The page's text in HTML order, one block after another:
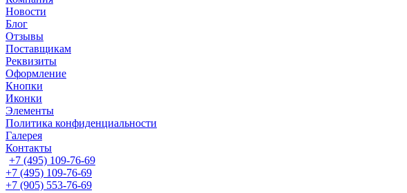
Новости
Блог
Отзывы
Поставщикам
Реквизиты
Оформление
Кнопки
Иконки
Элементы
Политика конфиденциальности
Галерея
Контакты
+7 (495) 109-76-69
+7 (495) 109-76-69
+7 (905) 553-76-69